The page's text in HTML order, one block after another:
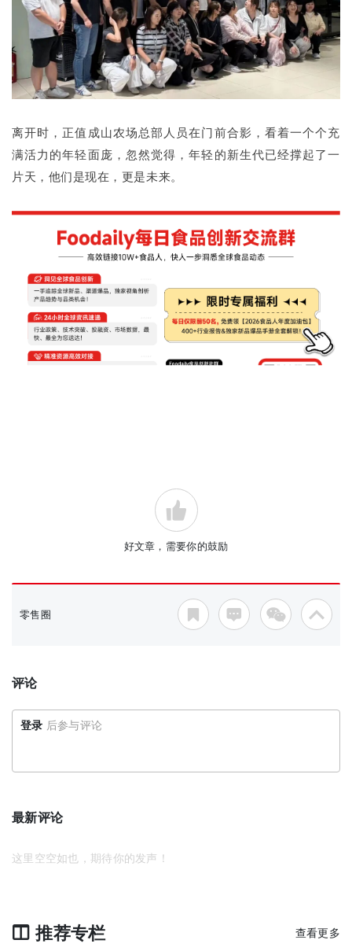
离开时，正值成山农场总部人员在门前合影，看着一个个充
满活力的年轻面庞，忽然觉得，年轻的新生代已经撑起了一
片天，他们是现在，更是未来。
好文章，需要你的鼓励
零售圈
评论
登录 后参与评论
最新评论
这里空空如也，期待你的发声！
推荐专栏 查看更多